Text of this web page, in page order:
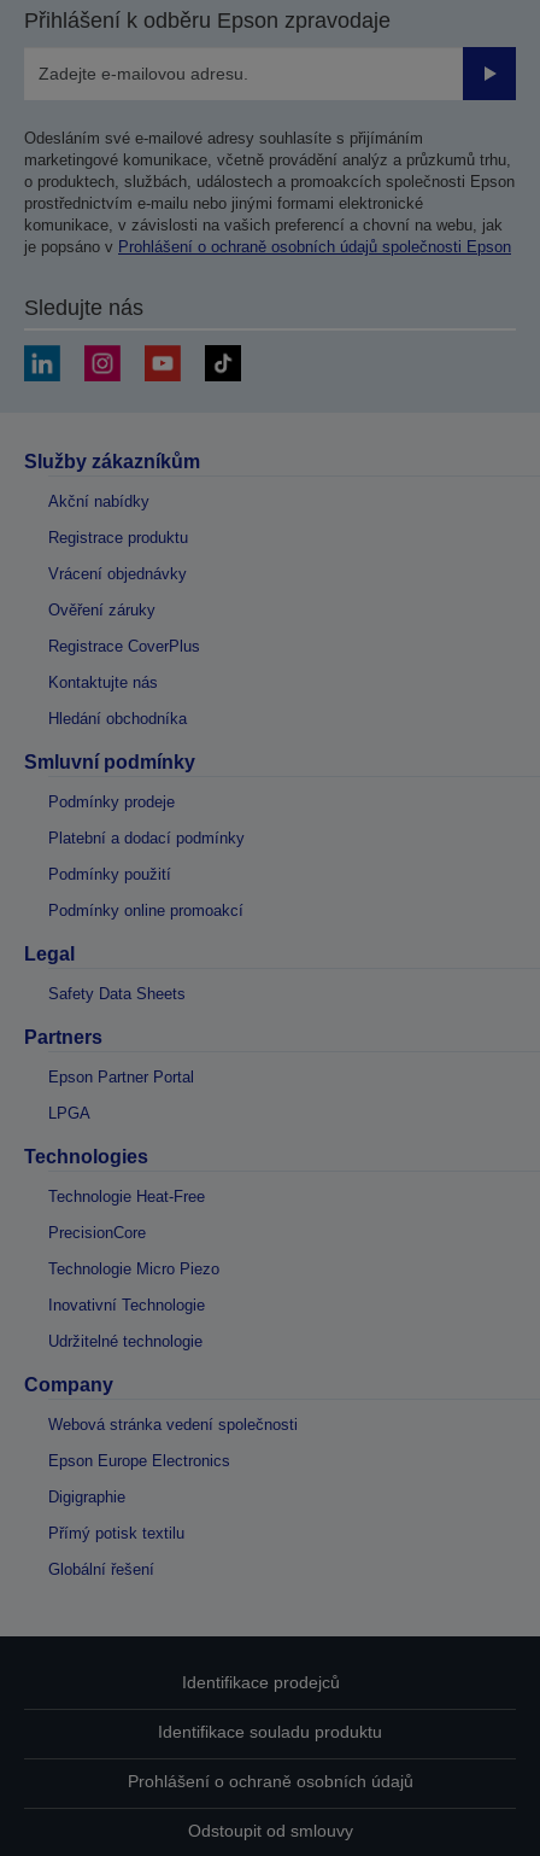
Přihlášení k odběru Epson zpravodaje
Odesláním své e-mailové adresy souhlasíte s přijímáním
marketingové komunikace, včetně provádění analýz a průzkumů trhu,
o produktech, službách, událostech a promoakcích společnosti Epson
prostřednictvím e-mailu nebo jinými formami elektronické
komunikace, v závislosti na vašich preferencí a chovní na webu, jak
je popsáno v Prohlášení o ochraně osobních údajů společnosti Epson
Sledujte nás
Služby zákazníkům
Akční nabídky
Registrace produktu
Vrácení objednávky
Ověření záruky
Registrace CoverPlus
Kontaktujte nás
Hledání obchodníka
Smluvní podmínky
Podmínky prodeje
Platební a dodací podmínky
Podmínky použití
Podmínky online promoakcí
Legal
Safety Data Sheets
Partners
Epson Partner Portal
LPGA
Technologies
Technologie Heat-Free
PrecisionCore
Technologie Micro Piezo
Inovativní Technologie
Udržitelné technologie
Company
Webová stránka vedení společnosti
Epson Europe Electronics
Digigraphie
Přímý potisk textilu
Globální řešení
Identifikace prodejců
Identifikace souladu produktu
Prohlášení o ochraně osobních údajů
Odstoupit od smlouvy